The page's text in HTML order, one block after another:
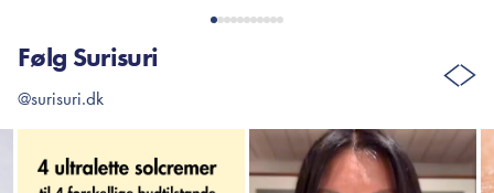
Følg Surisuri
@surisuri.dk